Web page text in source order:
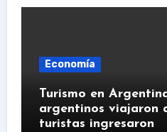
Economía
Turismo en
argentinos viajaron
turistas ingresaron